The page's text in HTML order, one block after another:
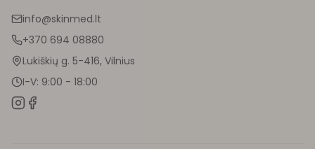
info@skinmed.lt
+370 694 08880
Lukiškių g. 5-416, Vilnius
I-V: 9:00 - 18:00